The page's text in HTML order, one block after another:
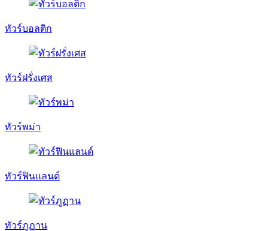
ทัวร์บอลติก
ทัวร์ฝรั่งเศส
ทัวร์พม่า
ทัวร์ฟินแลนด์
ทัวร์ภูฏาน